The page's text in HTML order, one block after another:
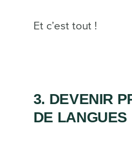
Et c’est tout !
3. DEVENIR
DE LANGUES